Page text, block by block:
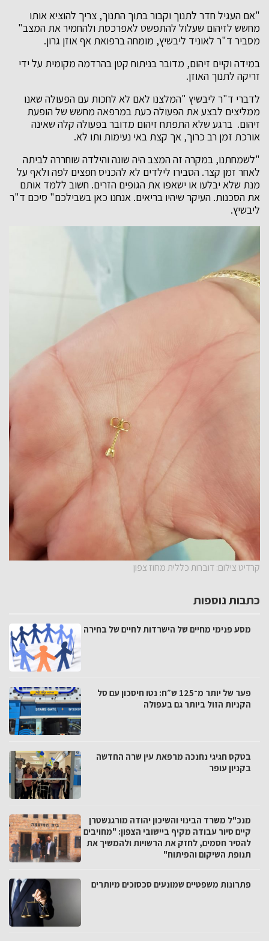
"אם העגיל חדר לתנוך וקבור בתוך התנוך, צריך להוציא אותו
מחשש לזיהום שעלול להתפשט לאפרכסת ולהחמיר את המצב"
מסביר ד"ר לאוניד ליבשיץ, מומחה ברפואת אף אוזן גרון.
במידה וקיים זיהום, מדובר בניתוח קטן בהרדמה מקומית על ידי
זריקה לתנוך האוזן.
לדברי ד"ר ליבשיץ "המלצנו לאם לא לחכות עם הפעולה שאנו
ממליצים לבצע את הפעולה כעת במרפאה מחשש של הופעת
זיהום. ברגע שלא התפתח זיהום מדובר בפעולה קלה שאינה
אורכת זמן רב כרוך, אך קצת באי נעימות ותו לא.
"לשמחתנו, במקרה זה המצב היה שונה והילדה שוחררה לביתה
לאחר זמן קצר. הסבירו לילדים לא להכניס חפצים לפה ולאף על
מנת שלא יבלעו או ישאפו את הגופים הזרים. חשוב ללמד אותם
את הסכנות. העיקר שיהיו בריאים. אנחנו כאן בשבילכם" סיכם ד"ר
ליבשיץ.
קרדיט צילום: דוברות כללית מחוז צפון
כתבות נוספות
מסע פנימי מחיים של הישרדות לחיים של בחירה
פער של יותר מ־125 ש״ח: נטו חיסכון עם סל
הקניות הזול ביותר גם בעפולה
בטקס חגיגי נחנכה מרפאת עין שרה החדשה
בקניון עופר
מנכ"ל משרד הבינוי והשיכון יהודה מורגנשטרן
קיים סיור עבודה מקיף ביישובי הצפון: "מחויבים
להסיר חסמים, לחזק את הרשויות ולהמשיך את
תנופת השיקום והפיתוח"
פתרונות משפטיים שמונעים סכסוכים מיותרים